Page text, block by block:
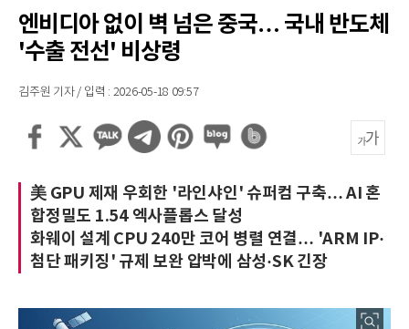
엔비디아 없이 벽 넘은 중국… 국내 반도체
'수출 전선' 비상령
김주원 기자 / 입력 : 2026-05-18 09:57
美 GPU 제재 우회한 '라인샤인' 슈퍼컴 구축… AI 혼
합정밀도 1.54 엑사플롭스 달성
화웨이 설계 CPU 240만 코어 병렬 연결… 'ARM IP·
첨단 패키징' 규제 보완 압박에 삼성·SK 긴장